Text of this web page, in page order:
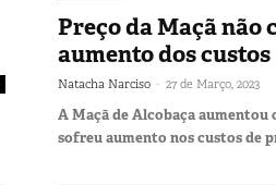
Preço da Maçã não
aumento dos custos
Natacha Narciso - 27 de Março, 2023
A Maçã de Alcobaça aumentou
sofreu aumento nos custos de